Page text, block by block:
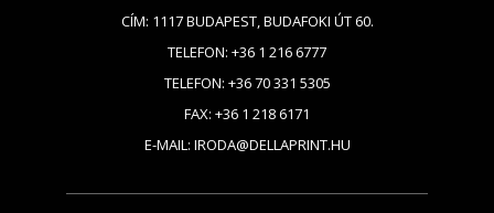
CÍM: 1117 BUDAPEST, BUDAFOKI ÚT 60.
TELEFON: +36 1 216 6777
TELEFON: +36 70 331 5305
FAX: +36 1 218 6171
E-MAIL: IRODA@DELLAPRINT.HU